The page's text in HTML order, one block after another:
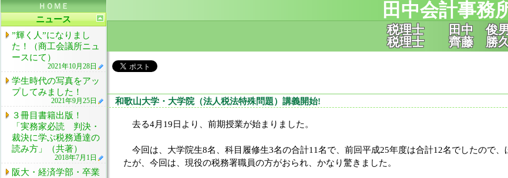
田中会計事務
税理士 田中 俊
税理士 齊藤 勝
ＨＯＭＥ
ニュース
”輝く人”になりまし
た！（商工会議所ニュ
ースにて）
2021年10月28日
学生時代の写真をアッ
プしてみました！
2021年9月25日
３冊目書籍出版！
「実務家必読 判決・
裁決に学ぶ税務通達の
読み方」（共著）
2018年7月1日
阪大・経済学部・卒業
和歌山大学・大学院（法人税法特殊問題）講義開始!
去る4月19日より、前期授業が始まりました。
今回は、大学院生8名、科目履修生3名の合計11名で、前回平成25年度は合計12名でしたので
たが、今回は、現役の税務署職員の方がおられ、かなり驚きました。